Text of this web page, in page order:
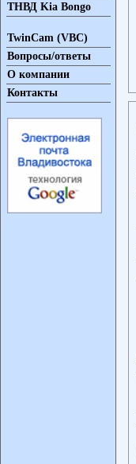
ТНВД Kia Bongo
TwinCam (VBC)
Вопросы/ответы
О компании
Контакты